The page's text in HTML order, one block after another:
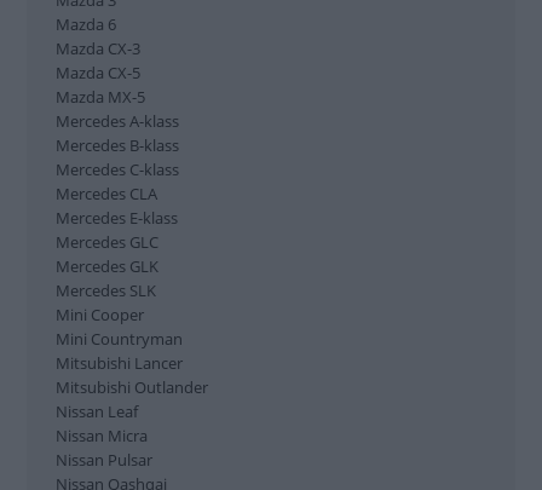
Kia Picanto
Kia Rio
Kia Sorento
Kia Soul
Kia Sportage
Kia Venga
Land Rover Defender
Lexus CT 200h
Lexus IS
Lexus NX
Lexus RX
Mazda 2
Mazda 3
Mazda 6
Mazda CX-3
Mazda CX-5
Mazda MX-5
Mercedes A-klass
Mercedes B-klass
Mazda 6
Mazda CX-3
Mazda CX-5
Mazda MX-5
Mercedes A-klass
Mercedes B-klass
Mercedes C-klass
Mercedes CLA
Mercedes E-klass
Mercedes GLC
Mercedes GLK
Mercedes SLK
Mini Cooper
Mini Countryman
Mitsubishi Lancer
Mitsubishi Outlander
Nissan Leaf
Nissan Micra
Nissan Pulsar
Nissan Qashqai